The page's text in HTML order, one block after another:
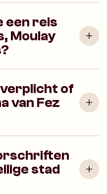
een reis
Moulay
verplicht of
van Fez
stad